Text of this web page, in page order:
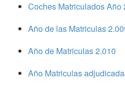
Coches Matriculados Año
Año de las Matriculas
Año de Matriculas 2.010
Año Matriculas